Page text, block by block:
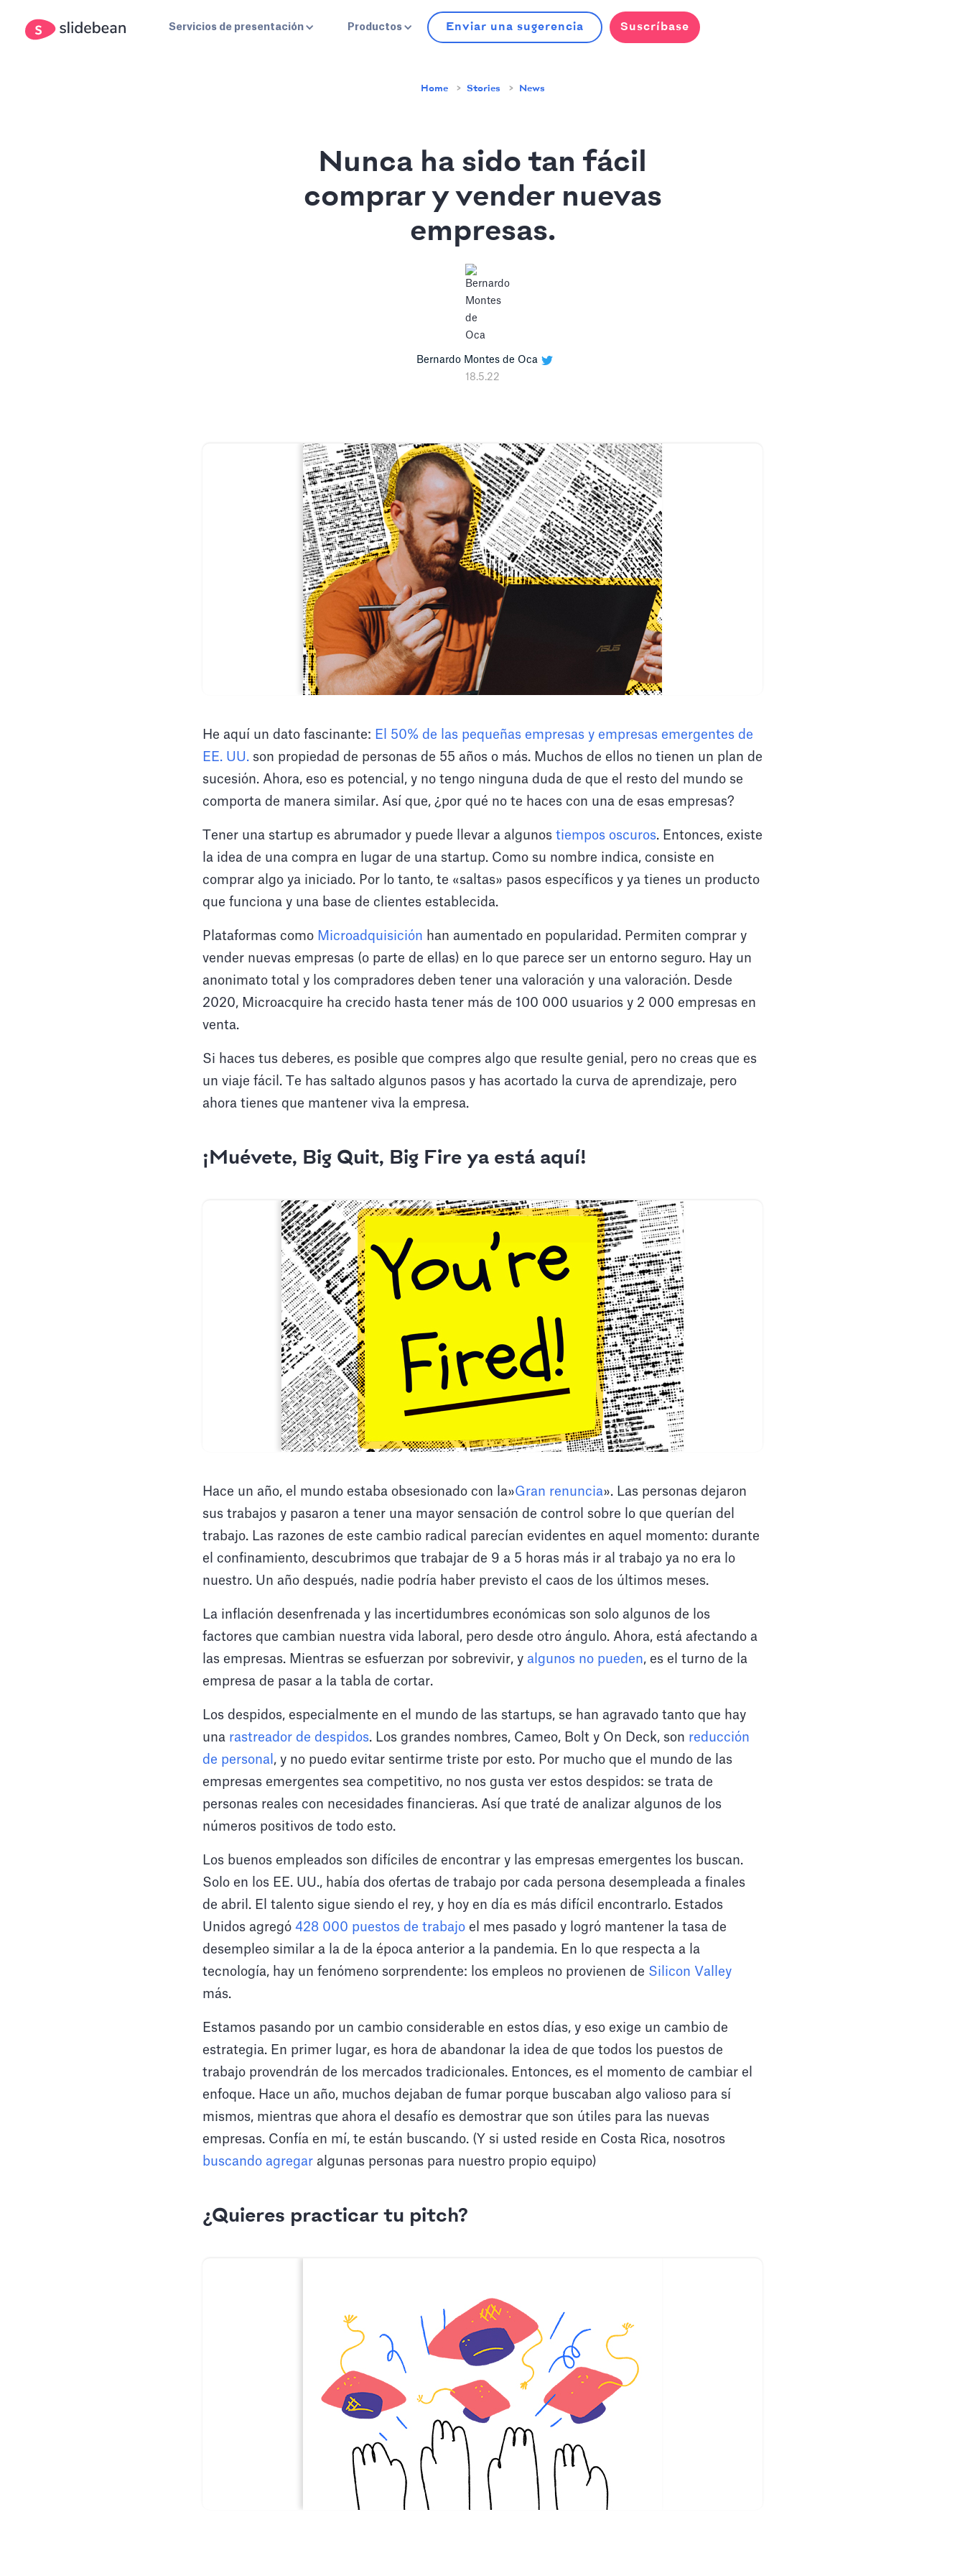
Servicios de presentación Productos Enviar una sugerencia Suscríbase
Home Stories News
Nunca ha sido tan fácil
comprar y vender nuevas
empresas.
Bernardo Montes de Oca
18.5.22
He aquí un dato fascinante: El 50% de las pequeñas empresas y empresas emergentes de
EE. UU. son propiedad de personas de 55 años o más. Muchos de ellos no tienen un plan de
sucesión. Ahora, eso es potencial, y no tengo ninguna duda de que el resto del mundo se
comporta de manera similar. Así que, ¿por qué no te haces con una de esas empresas?
Tener una startup es abrumador y puede llevar a algunos tiempos oscuros. Entonces, existe
la idea de una compra en lugar de una startup. Como su nombre indica, consiste en
comprar algo ya iniciado. Por lo tanto, te «saltas» pasos específicos y ya tienes un producto
que funciona y una base de clientes establecida.
Plataformas como Microadquisición han aumentado en popularidad. Permiten comprar y
vender nuevas empresas (o parte de ellas) en lo que parece ser un entorno seguro. Hay un
anonimato total y los compradores deben tener una valoración y una valoración. Desde
2020, Microacquire ha crecido hasta tener más de 100 000 usuarios y 2 000 empresas en
venta.
Si haces tus deberes, es posible que compres algo que resulte genial, pero no creas que es
un viaje fácil. Te has saltado algunos pasos y has acortado la curva de aprendizaje, pero
ahora tienes que mantener viva la empresa.
¡Muévete, Big Quit, Big Fire ya está aquí!
Hace un año, el mundo estaba obsesionado con la»Gran renuncia». Las personas dejaron
sus trabajos y pasaron a tener una mayor sensación de control sobre lo que querían del
trabajo. Las razones de este cambio radical parecían evidentes en aquel momento: durante
el confinamiento, descubrimos que trabajar de 9 a 5 horas más ir al trabajo ya no era lo
nuestro. Un año después, nadie podría haber previsto el caos de los últimos meses.
La inflación desenfrenada y las incertidumbres económicas son solo algunos de los
factores que cambian nuestra vida laboral, pero desde otro ángulo. Ahora, está afectando a
las empresas. Mientras se esfuerzan por sobrevivir, y algunos no pueden, es el turno de la
empresa de pasar a la tabla de cortar.
Los despidos, especialmente en el mundo de las startups, se han agravado tanto que hay
una rastreador de despidos. Los grandes nombres, Cameo, Bolt y On Deck, son reducción
de personal , y no puedo evitar sentirme triste por esto. Por mucho que el mundo de las
empresas emergentes sea competitivo, no nos gusta ver estos despidos: se trata de
personas reales con necesidades financieras. Así que traté de analizar algunos de los
números positivos de todo esto.
Los buenos empleados son difíciles de encontrar y las empresas emergentes los buscan.
Solo en los EE. UU., había dos ofertas de trabajo por cada persona desempleada a finales
de abril. El talento sigue siendo el rey, y hoy en día es más difícil encontrarlo. Estados
Unidos agregó 428 000 puestos de trabajo el mes pasado y logró mantener la tasa de
desempleo similar a la de la época anterior a la pandemia. En lo que respecta a la
tecnología, hay un fenómeno sorprendente: los empleos no provienen de Silicon Valley
más.
Estamos pasando por un cambio considerable en estos días, y eso exige un cambio de
estrategia. En primer lugar, es hora de abandonar la idea de que todos los puestos de
trabajo provendrán de los mercados tradicionales. Entonces, es el momento de cambiar el
enfoque. Hace un año, muchos dejaban de fumar porque buscaban algo valioso para sí
mismos, mientras que ahora el desafío es demostrar que son útiles para las nuevas
empresas. Confía en mí, te están buscando. (Y si usted reside en Costa Rica, nosotros
buscando agregar algunas personas para nuestro propio equipo)
¿Quieres practicar tu pitch?